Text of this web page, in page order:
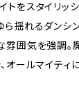
トをスタイリッ
ら揺れるダンシ
雰囲気を強調。
オールマイティ